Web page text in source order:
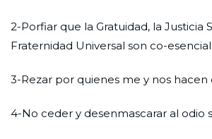
2-Porfiar que la Gratuidad, la Justicia
Fraternidad Universal son co-
3-Rezar por quienes me y nos hacen
4-No ceder y desenmascarar al odio